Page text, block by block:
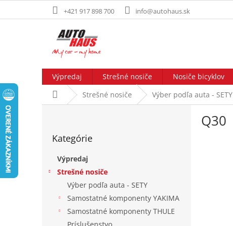
+421 917 898 700 info@autohaus.sk
Výpredaj Strešné nosiče Nosiče bicyklov
DomovStrešné nosiče Výber podľa auta - SETY
kategórie
Kategórie
Výpredaj
Strešné nosiče
Výber podľa auta - SETY
Samostatné komponenty YAKIMA
Samostatné komponenty THULE
Q30